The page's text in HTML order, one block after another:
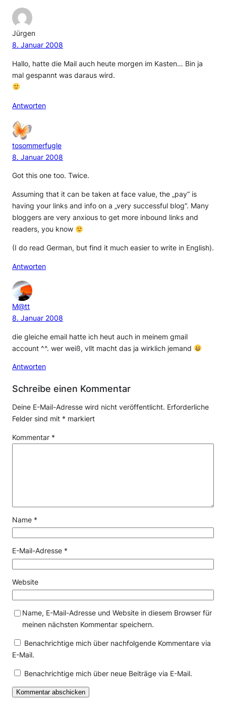
Jürgen
8. Januar 2008
Hallo, hatte die Mail auch heute morgen im Kasten… Bin ja
mal gespannt was daraus wird.
Antworten
tosommerfugle
8. Januar 2008
Got this one too. Twice.
Assuming that it can be taken at face value, the „pay“ is
having your links and info on a „very successful blog“. Many
bloggers are very anxious to get more inbound links and
readers, you know
(I do read German, but find it much easier to write in English).
Antworten
M@tt
8. Januar 2008
die gleiche email hatte ich heut auch in meinem gmail
account ^^. wer weiß, vllt macht das ja wirklich jemand
Antworten
Schreibe einen Kommentar
Deine E-Mail-Adresse wird nicht veröffentlicht. Erforderliche
Felder sind mit * markiert
Kommentar *
Name *
E-Mail-Adresse *
Website
Name, E-Mail-Adresse und Website in diesem Browser für
meinen nächsten Kommentar speichern.
Benachrichtige mich über nachfolgende Kommentare via
E-Mail.
Benachrichtige mich über neue Beiträge via E-Mail.